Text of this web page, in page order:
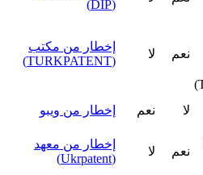
(DIP)
نعم لا
إخطار من مكتب
(TURKPATENT)
لا نعم إخطار من ويبو
نعم لا
إخطار من معهد
(Ukrpatent)